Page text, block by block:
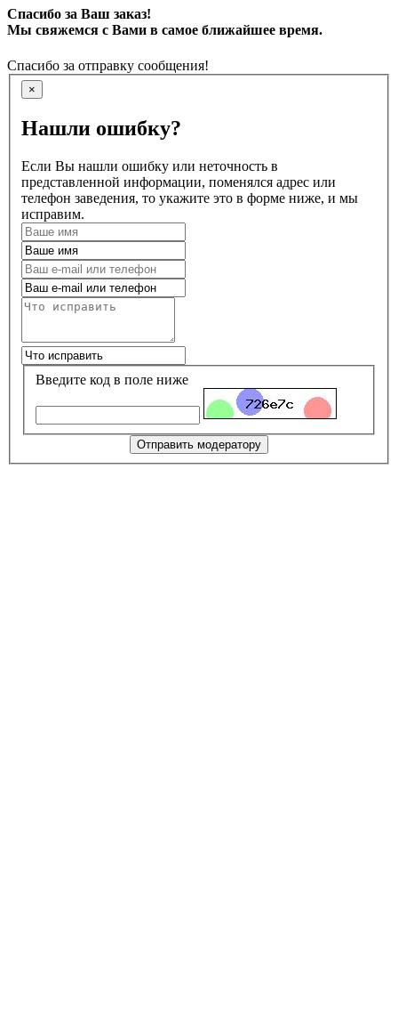
Спасибо за Ваш заказ!
Мы свяжемся с Вами в самое ближайшее время.
Спасибо за отправку сообщения!
×
Нашли ошибку?
Если Вы нашли ошибку или неточность в
представленной информации, поменялся адрес или
телефон заведения, то укажите это в форме ниже, и мы
исправим.
Введите код в поле ниже
Отправить модератору